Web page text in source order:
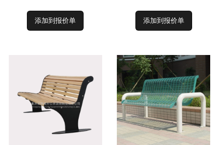
添加到报价单 添加到报价单